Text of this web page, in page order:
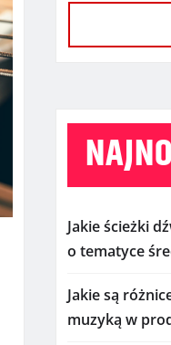
Jakie ścieżki
o tematyce
Jakie są
muzyką w